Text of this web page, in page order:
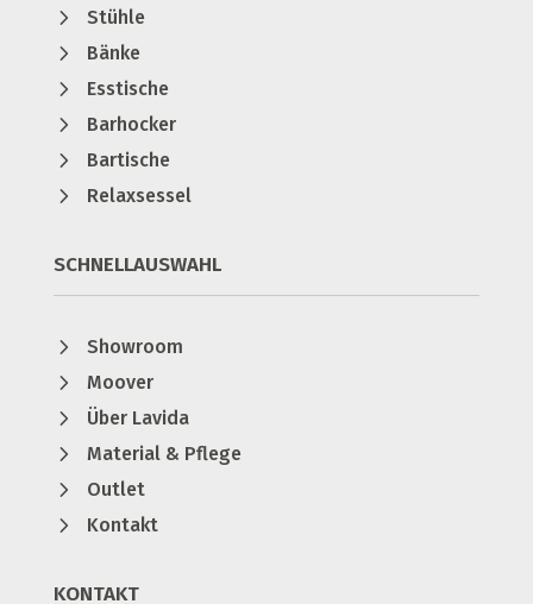
5 Stühle
5 Bänke
5 Esstische
5 Barhocker
5 Bartische
5 Relaxsessel
SCHNELLAUSWAHL
5 Showroom
5 Moover
5 Über Lavida
5 Material & Pflege
5 Outlet
5 Kontakt
KONTAKT